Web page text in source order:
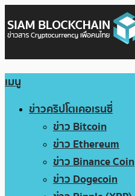
เมนู
ข่าวคริปโตเคอเรนซี่
ข่าว Bitcoin
ข่าว Ethereum
ข่าว Binance Coin
ข่าว Dogecoin